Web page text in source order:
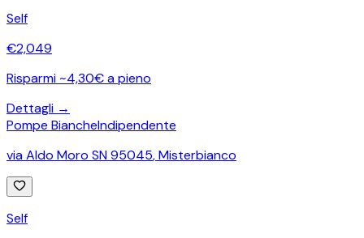
Self
€2,049
Risparmi ~4,30€ a pieno
Dettagli →
Pompe BiancheIndipendente
via Aldo Moro SN 95045,Misterbianco
Self